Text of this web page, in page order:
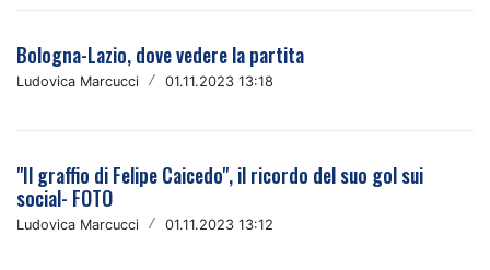
Bologna-Lazio, dove vedere la partita
Ludovica Marcucci / 01.11.2023 13:18
"Il graffio di Felipe Caicedo", il ricordo del suo gol sui
social- FOTO
Ludovica Marcucci / 01.11.2023 13:12